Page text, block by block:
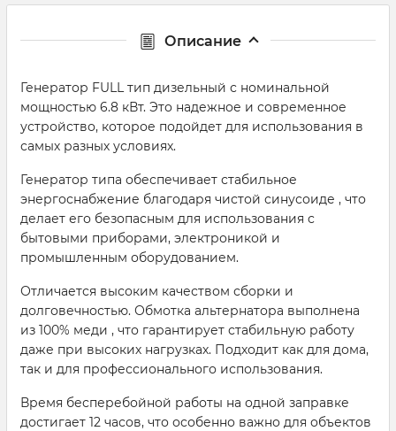
Описание
Генератор FULL тип дизельный с номинальной
мощностью 6.8 кВт. Это надежное и современное
устройство, которое подойдет для использования в
самых разных условиях.
Генератор типа обеспечивает стабильное
энергоснабжение благодаря чистой синусоиде , что
делает его безопасным для использования с
бытовыми приборами, электроникой и
промышленным оборудованием.
Отличается высоким качеством сборки и
долговечностью. Обмотка альтернатора выполнена
из 100% меди , что гарантирует стабильную работу
даже при высоких нагрузках. Подходит как для дома,
так и для профессионального использования.
Время бесперебойной работы на одной заправке
достигает 12 часов, что особенно важно для объектов